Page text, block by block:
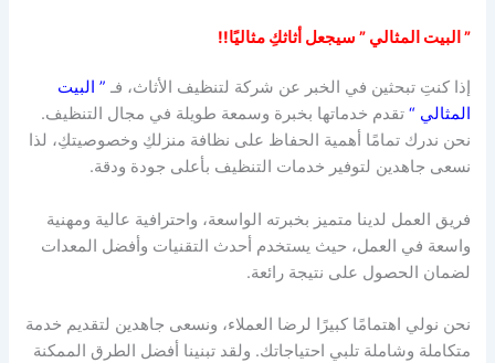
” البيت المثالي ” سيجعل أثاثكِ مثاليًا!!
إذا كنتِ تبحثين في الخبر عن شركة لتنظيف الأثاث، فـ ” البيت
المثالي “ تقدم خدماتها بخبرة وسمعة طويلة في مجال التنظيف.
نحن ندرك تمامًا أهمية الحفاظ على نظافة منزلكِ وخصوصيتكِ، لذا
نسعى جاهدين لتوفير خدمات التنظيف بأعلى جودة ودقة.
فريق العمل لدينا متميز بخبرته الواسعة، واحترافية عالية ومهنية
واسعة في العمل، حيث يستخدم أحدث التقنيات وأفضل المعدات
لضمان الحصول على نتيجة رائعة.
نحن نولي اهتمامًا كبيرًا لرضا العملاء، ونسعى جاهدين لتقديم خدمة
متكاملة وشاملة تلبي احتياجاتك. ولقد تبنينا أفضل الطرق الممكنة